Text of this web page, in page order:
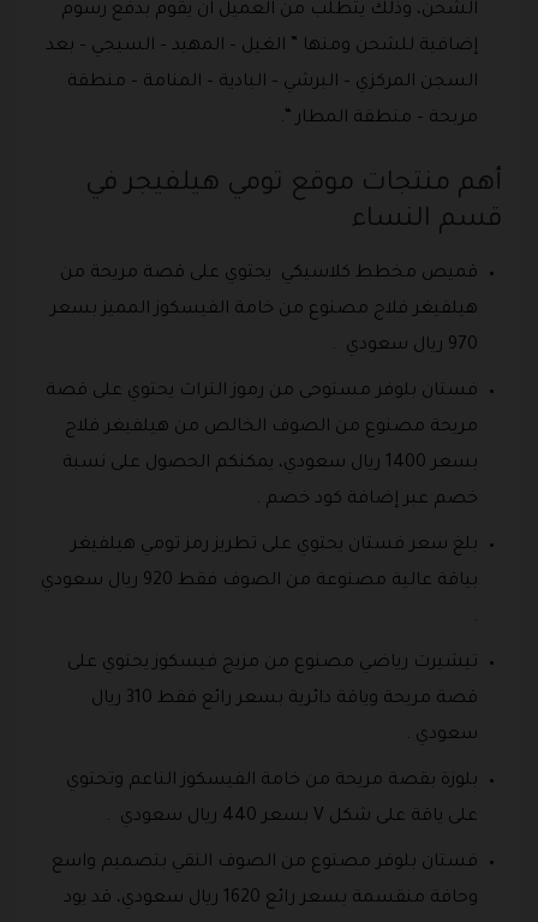
الشحن، وذلك يتطلب من العميل ان يقوم بدفع رسوم
إضافية للشحن ومنها ” الغيل – المهيد – السيجي – بعد
السجن المركزي – البرشي – البادية – المنامة – منطقة
مربحة – منطقة المطار “.
أهم منتجات موقع تومي هيلفيجر في
قسم النساء
قميص مخطط كلاسيكي يحتوي على قصة مريحة من
هيلفيغر فلاج مصنوع من خامة الفيسكوز المميز بسعر
970 ريال سعودي .
فستان بلوفر مستوحى من رموز التراث يحتوي على قصة
مريحة مصنوع من الصوف الخالص من هيلفيغر فلاج
بسعر 1400 ريال سعودي، يمكنكم الحصول على نسبة
خصم عبر إضافة كود خصم .
بلغ سعر فستان يحتوي على تطريز رمز تومي هيلفيغر
بياقة عالية مصنوعة من الصوف فقط 920 ريال سعودي
.
تيشيرت رياضي مصنوع من مزيج فيسكوز يحتوي على
قصة مريحة وياقة دائرية بسعر رائع فقط 310 ريال
سعودي .
بلوزة بقصة مريحة من خامة الفيسكوز الناعم وتحتوي
على ياقة على شكل V بسعر 440 ريال سعودي .
فستان بلوفر مصنوع من الصوف النقي بتصميم واسع
وحافة منقسمة بسعر رائع 1620 ريال سعودي، قد يود